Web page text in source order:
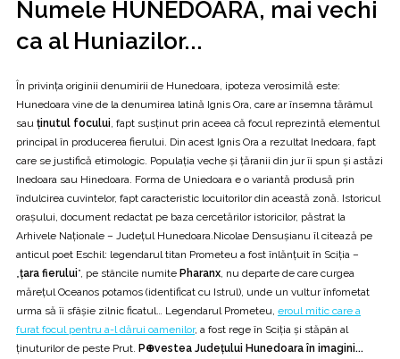
Numele HUNEDOARA, mai vechi
ca al Huniazilor...
În privinţa originii denumirii de Hunedoara, ipoteza verosimilă este:
Hunedoara vine de la denumirea latină Ignis Ora, care ar însemna tărâmul
sau ţinutul focului , fapt susţinut prin aceea că focul reprezintă elementul
principal în producerea fierului. Din acest Ignis Ora a rezultat Inedoara, fapt
care se justifică etimologic. Populaţia veche şi ţăranii din jur îi spun şi astăzi
Inedoara sau Hinedoara. Forma de Uniedoara e o variantă produsă prin
îndulcirea cuvintelor, fapt caracteristic locuitorilor din această zonă. Istoricul
oraşului, document redactat pe baza cercetărilor istoricilor, păstrat la
Arhivele Naţionale – Judeţul Hunedoara.Nicolae Densușianu îl citează pe
anticul poet Eschil: legendarul titan Prometeu a fost înlănțuit în Sciția –
țara fierului”, pe stâncile numite Pharanx , nu departe de care curgea
mărețul Oceanos potamos (identificat cu Istrul), unde un vultur înfometat
urma să îi sfâșie zilnic ficatul… Legendarul Prometeu, eroul mitic care a
furat focul pentru a-l dărui oamenilor, a fost rege în Sciţia şi stăpân al
ţinuturilor de peste Prut. P⊕vestea Județului Hunedoara în imagini...